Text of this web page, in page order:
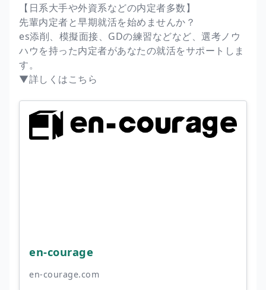
【日系大手や外資系などの内定者多数】
先輩内定者と早期就活を始めませんか？
es添削、模擬面接、GDの練習などなど、選考ノウ
ハウを持った内定者があなたの就活をサポートしま
す。
▼詳しくはこちら
en-courage
en-courage.com